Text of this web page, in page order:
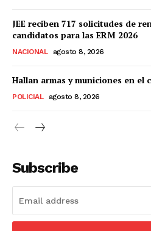
JEE reciben 717 solicitudes de
candidatos para las ERM 2026
NACIONAL agosto 8, 2026
Hallan armas y municiones en el
POLICIAL agosto 8, 2026
Subscribe